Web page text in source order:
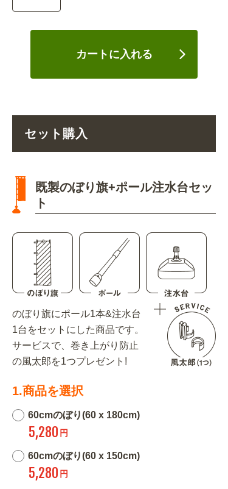
カートに入れる
セット購入
既製のぼり旗+ポール注水台セッ
ト
のぼり旗にポール1本&注水台
1台をセットにした商品です。
サービスで、巻き上がり防止
の風太郎を1つプレゼント!
1.商品を選択
60cmのぼり(60 x 180cm)
5,280 円
60cmのぼり(60 x 150cm)
5,280 円